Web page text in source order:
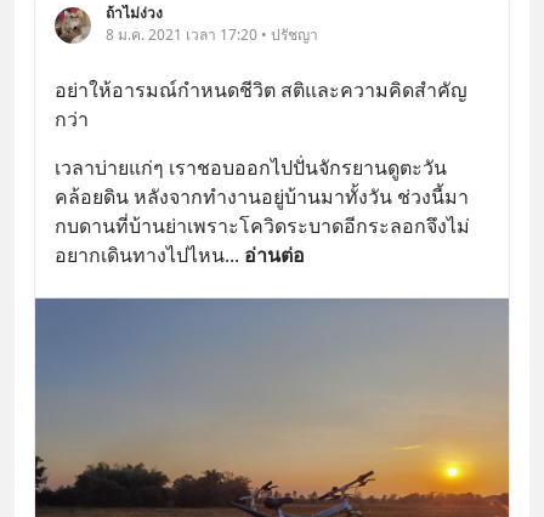
ถ้าไม่ง่วง
8 ม.ค. 2021 เวลา 17:20 • ปรัชญา
อย่าให้อารมณ์กำหนดชีวิต สติและความคิดสำคัญ
กว่า
เวลาบ่ายแก่ๆ เราชอบออกไปปั่นจักรยานดูตะวัน
คล้อยดิน หลังจากทำงานอยู่บ้านมาทั้งวัน ช่วงนี้มา
กบดานที่บ้านย่าเพราะโควิดระบาดอีกระลอกจึงไม่
อยากเดินทางไปไหน... อ่านต่อ